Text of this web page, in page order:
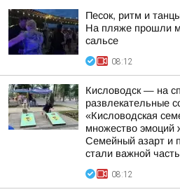
Песок, ритм и
На пляже прошли
сальсе
08:12
Кисловодск — на
развлекательные
«Кисловодская
множество эмоций
Семейный азарт и
стали важной
08:12